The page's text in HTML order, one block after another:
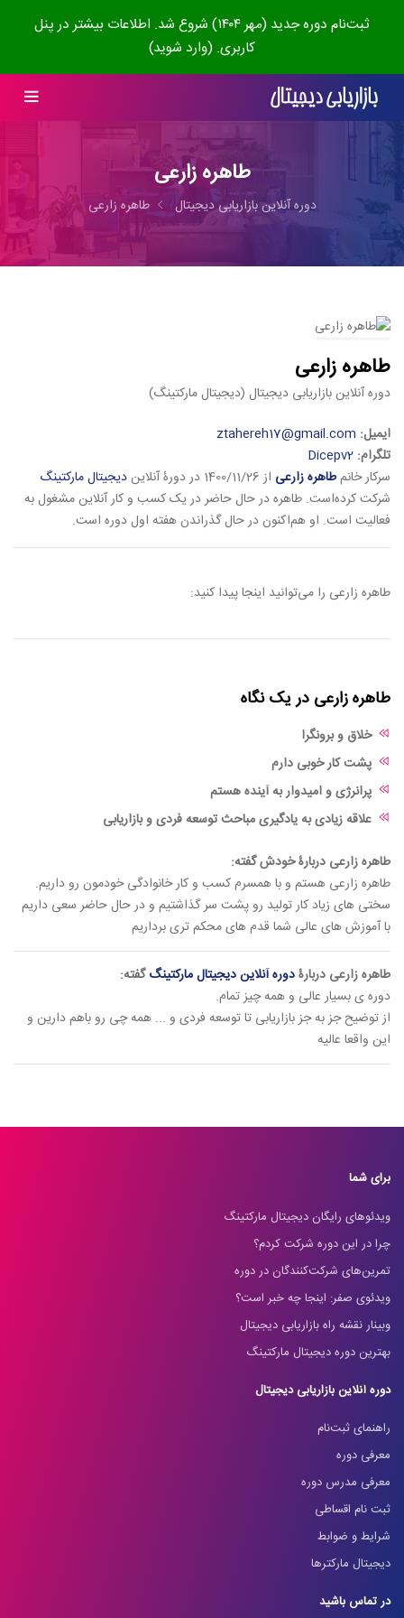
ثبت‌نام دوره جدید (مهر ۱۴۰۴) شروع شد. اطلاعات بیشتر در پنل
کاربری. (وارد شوید)
طاهره زارعی
دوره آنلاین بازاریابی دیجیتال طاهره زارعی
طاهره زارعی
دوره آنلاین بازاریابی دیجیتال (دیجیتال مارکتینگ)
ایمیل: ztahereh17@gmail.com
تلگرام: Dicepv2
سرکار خانمطاهره زارعی از 1400/11/26 در دورۀ آنلاین
دیجیتال مارکتینگ
شرکت کرده‌است. طاهره در حال حاضر در یک کسب و کار آنلاین مشغول به
فعالیت است. او هم‌اکنون در حال گذراندن هفته اول دوره است.
طاهره زارعی را می‌توانید اینجا پیدا کنید:
طاهره زارعی در یک نگاه
خلاق و برونگرا
پشت کار خوبی دارم
پرانرژی و امیدوار به آینده هستم
علاقه زیادی به یادگیری مباحث توسعه فردی و بازاریابی
طاهره زارعی دربارۀ خودش گفته:
طاهره زارعی هستم و با همسرم کسب و کار خانوادگی خودمون رو داریم.
سختی های زیاد کار تولید رو پشت سر گذاشتیم و در حال حاضر سعی داریم
با آموزش های عالی شما قدم های محکم تری برداریم‌
طاهره زارعی دربارۀدوره آنلاین دیجیتال مارکتینگگفته:
دوره ی بسیار عالی و همه چیز تمام.
از توضیح جز به جز بازاریابی تا توسعه فردی و ... همه چی رو باهم دارین و
این واقعا عالیه
برای شما
ویدئوهای رایگان دیجیتال مارکتینگ
چرا در این دوره شرکت کردم؟
تمرین‌های شرکت‌کنندگان در دوره
ویدئوی صفر: اینجا چه خبر است؟
وبینار نقشه راه بازاریابی دیجیتال
بهترین دوره دیجیتال مارکتینگ
دوره آنلاین بازاریابی دیجیتال
راهنمای ثبت‌نام
معرفی دوره
معرفی مدرس دوره
ثبت نام اقساطی
شرایط و ضوابط
دیجیتال مارکترها
در تماس باشید